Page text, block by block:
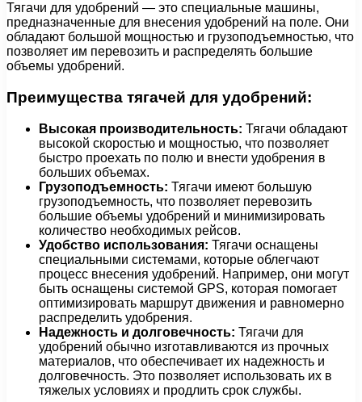
Тягачи для удобрений — это специальные машины,
предназначенные для внесения удобрений на поле. Они
обладают большой мощностью и грузоподъемностью, что
позволяет им перевозить и распределять большие
объемы удобрений.
Преимущества тягачей для удобрений:
Высокая производительность: Тягачи обладают
высокой скоростью и мощностью, что позволяет
быстро проехать по полю и внести удобрения в
больших объемах.
Грузоподъемность: Тягачи имеют большую
грузоподъемность, что позволяет перевозить
большие объемы удобрений и минимизировать
количество необходимых рейсов.
Удобство использования: Тягачи оснащены
специальными системами, которые облегчают
процесс внесения удобрений. Например, они могут
быть оснащены системой GPS, которая помогает
оптимизировать маршрут движения и равномерно
распределить удобрения.
Надежность и долговечность: Тягачи для
удобрений обычно изготавливаются из прочных
материалов, что обеспечивает их надежность и
долговечность. Это позволяет использовать их в
тяжелых условиях и продлить срок службы.